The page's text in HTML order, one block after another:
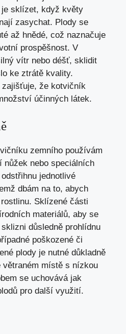
sklízet, když květy
zasychat. Plody se
až hnědé, což naznačuje
prospěšnost. V
vítr nebo déšť, sklidit
ke ztrátě kvality.
zajišťuje, že kotvičník
účinných látek.
zemního používám
nůžek nebo speciálních
jednotlivé
dbám na to, abych
Sklízené části
materiálů, aby se
důsledně prohlídnu
poškozené či
plody je nutné důkladně
větraném místě s nízkou
se uchovává jak
pro další využití.